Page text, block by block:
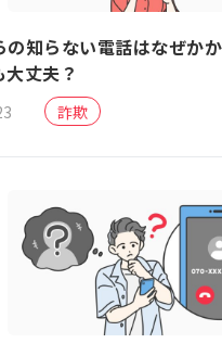
の知らない電話はなぜか
丈夫？
詐欺